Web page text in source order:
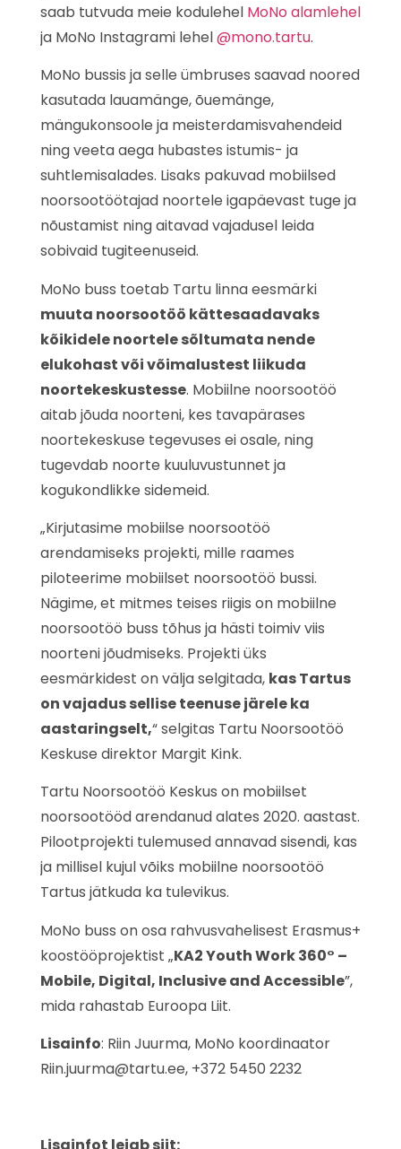
saab tutvuda meie kodulehel MoNo alamlehel
ja MoNo Instagrami lehel@mono.tartu.
MoNo bussis ja selle ümbruses saavad noored
kasutada lauamänge, õuemänge,
mängukonsoole ja meisterdamisvahendeid
ning veeta aega hubastes istumis- ja
suhtlemisalades. Lisaks pakuvad mobiilsed
noorsootöötajad noortele igapäevast tuge ja
nõustamist ning aitavad vajadusel leida
sobivaid tugiteenuseid.
MoNo buss toetab Tartu linna eesmärki
muuta noorsootöö kättesaadavaks
kõikidele noortele sõltumata nende
elukohast või võimalustest liikuda
noortekeskustesse. Mobiilne noorsootöö
aitab jõuda noorteni, kes tavapärases
noortekeskuse tegevuses ei osale, ning
tugevdab noorte kuuluvustunnet ja
kogukondlikke sidemeid.
„Kirjutasime mobiilse noorsootöö
arendamiseks projekti, mille raames
piloteerime mobiilset noorsootöö bussi.
Nägime, et mitmes teises riigis on mobiilne
noorsootöö buss tõhus ja hästi toimiv viis
noorteni jõudmiseks. Projekti üks
eesmärkidest on välja selgitada, kas Tartus
on vajadus sellise teenuse järele ka
aastaringselt,“ selgitas Tartu Noorsootöö
Keskuse direktor Margit Kink.
Tartu Noorsootöö Keskus on mobiilset
noorsootööd arendanud alates 2020. aastast.
Pilootprojekti tulemused annavad sisendi, kas
ja millisel kujul võiks mobiilne noorsootöö
Tartus jätkuda ka tulevikus.
MoNo buss on osa rahvusvahelisest Erasmus+
koostööprojektist „KA2 Youth Work 360° –
Mobile, Digital, Inclusive and Accessible”,
mida rahastab Euroopa Liit.
Lisainfo: Riin Juurma, MoNo koordinaator
Riin.juurma@tartu.ee, +372 5450 2232